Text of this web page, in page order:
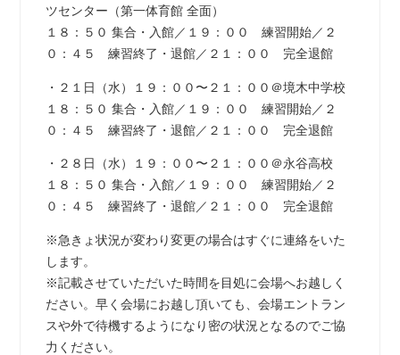
ツセンター（第一体育館 全面）
１８：５０ 集合・入館／１９：００ 練習開始／２
０：４５ 練習終了・退館／２１：００ 完全退館
・２１日（水）１９：００〜２１：００＠境木中学校
１８：５０ 集合・入館／１９：００ 練習開始／２
０：４５ 練習終了・退館／２１：００ 完全退館
・２８日（水）１９：００〜２１：００＠永谷高校
１８：５０ 集合・入館／１９：００ 練習開始／２
０：４５ 練習終了・退館／２１：００ 完全退館
※急きょ状況が変わり変更の場合はすぐに連絡をいた
します。
※記載させていただいた時間を目処に会場へお越しく
ださい。早く会場にお越し頂いても、会場エントラン
スや外で待機するようになり密の状況となるのでご協
力ください。